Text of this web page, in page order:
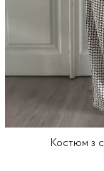
Костюм з